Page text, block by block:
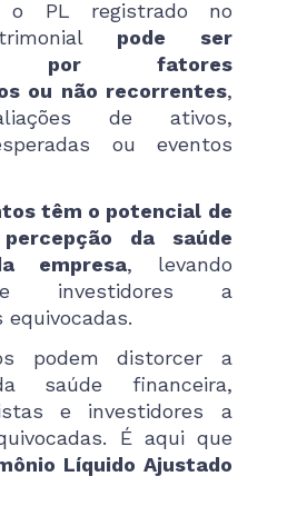
o PL registrado no
pode ser
por fatores
ou não recorrentes,
de ativos,
ou eventos
têm o potencial de
da saúde
empresa, levando
investidores a
podem distorcer a
saúde financeira,
e investidores a
É aqui que
Líquido Ajustado